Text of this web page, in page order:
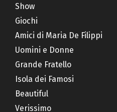
Show
Giochi
Amici di Maria De Filippi
Uomini e Donne
Grande Fratello
Isola dei Famosi
Beautiful
Verissimo